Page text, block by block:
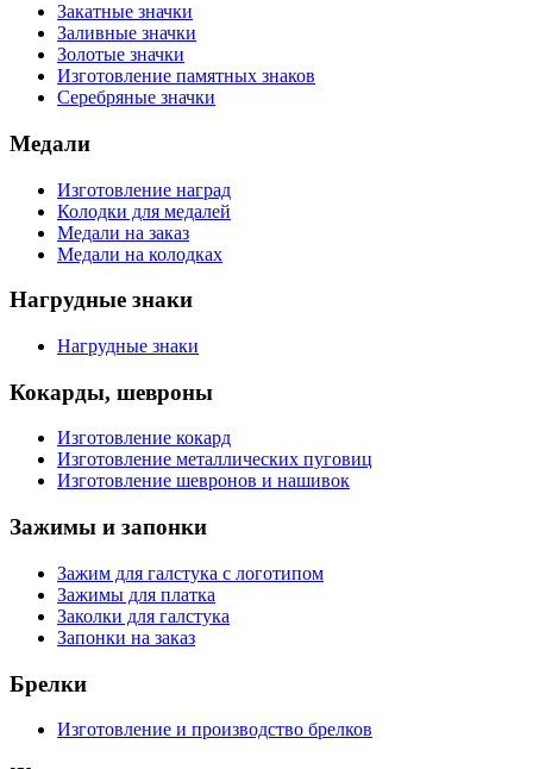
Закатные значки
Заливные значки
Золотые значки
Изготовление памятных знаков
Серебряные значки
Медали
Изготовление наград
Колодки для медалей
Медали на заказ
Медали на колодках
Нагрудные знаки
Нагрудные знаки
Кокарды, шевроны
Изготовление кокард
Изготовление металлических пуговиц
Изготовление шевронов и нашивок
Зажимы и запонки
Зажим для галстука с логотипом
Зажимы для платка
Заколки для галстука
Запонки на заказ
Брелки
Изготовление и производство брелков